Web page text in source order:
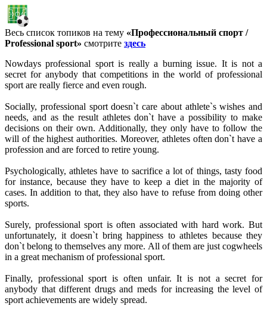
Весь список топиков на тему «Профессиональный спорт /
Professional sport» смотрите здесь
Nowdays professional sport is really a burning issue. It is not a
secret for anybody that competitions in the world of professional
sport are really fierce and even rough.
Socially, professional sport doesn`t care about athlete`s wishes and
needs, and as the result athletes don`t have a possibility to make
decisions on their own. Additionally, they only have to follow the
will of the highest authorities. Moreover, athletes often don`t have a
profession and are forced to retire young.
Psychologically, athletes have to sacrifice a lot of things, tasty food
for instance, because they have to keep a diet in the majority of
cases. In addition to that, they also have to refuse from doing other
sports.
Surely, professional sport is often associated with hard work. But
unfortunately, it doesn`t bring happiness to athletes because they
don`t belong to themselves any more. All of them are just cogwheels
in a great mechanism of professional sport.
Finally, professional sport is often unfair. It is not a secret for
anybody that different drugs and meds for increasing the level of
sport achievements are widely spread.